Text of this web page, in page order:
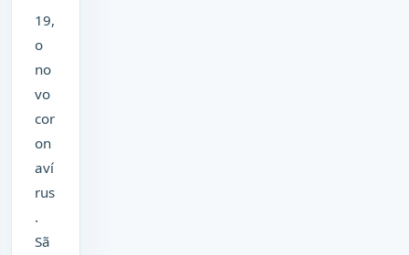
19,
o
no
vo
cor
on
aví
rus
.
Sã